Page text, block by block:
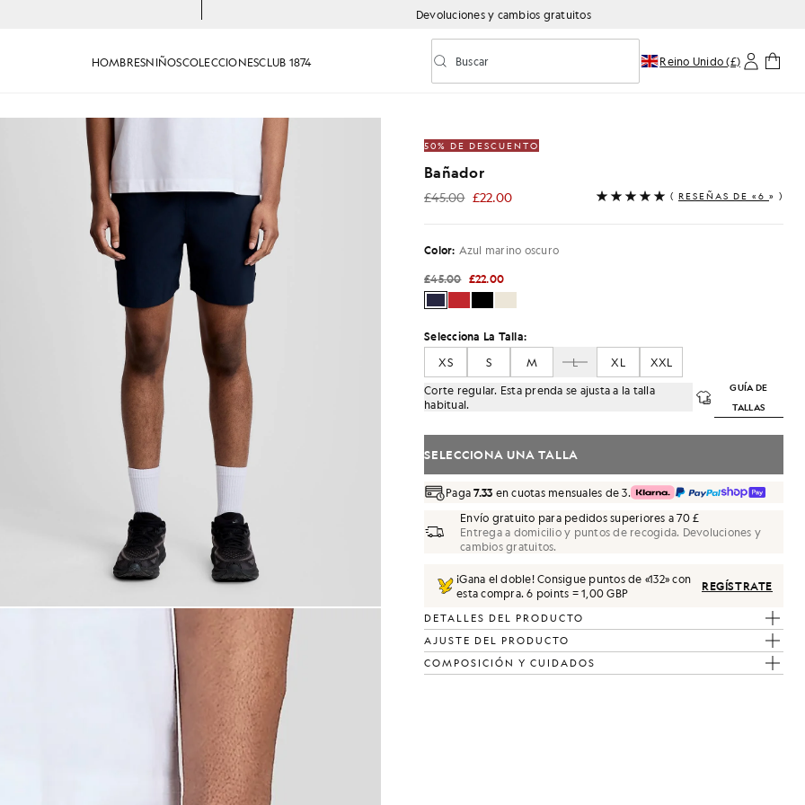
Devoluciones y cambios gratuitos
HOMBRESNIÑOSCOLECCIONESCLUB 1874 Activar/desactivar la búsqueda predictiva
Buscar Reino Unido (£)
Hombre con bañador azul marino oscuro
con bañador azul marino oscuro
50% DE DESCUENTO
Bañador
£45.00 £22.00
£22.00 ( RESEÑAS DE «6 » )
Color: Azul marino oscuro
£45.00 £22.00
Selecciona La Talla:
XS
S M L XL
XXL
Corte regular. Esta prenda se ajusta a la talla
habitual.
GUÍA DE
TALLAS
SELECCIONA UNA TALLA
Paga7.33 en cuotas mensuales de 3.
Envío gratuito para pedidos superiores a 70 £
Entrega a domicilio y puntos de recogida. Devoluciones y
cambios gratuitos.
¡Gana el doble! Consigue puntos de «132» con
esta compra.6 points = 1,00 GBP REGÍSTRATE
DETALLES DEL PRODUCTO
AJUSTE DEL PRODUCTO
COMPOSICIÓN Y CUIDADOS